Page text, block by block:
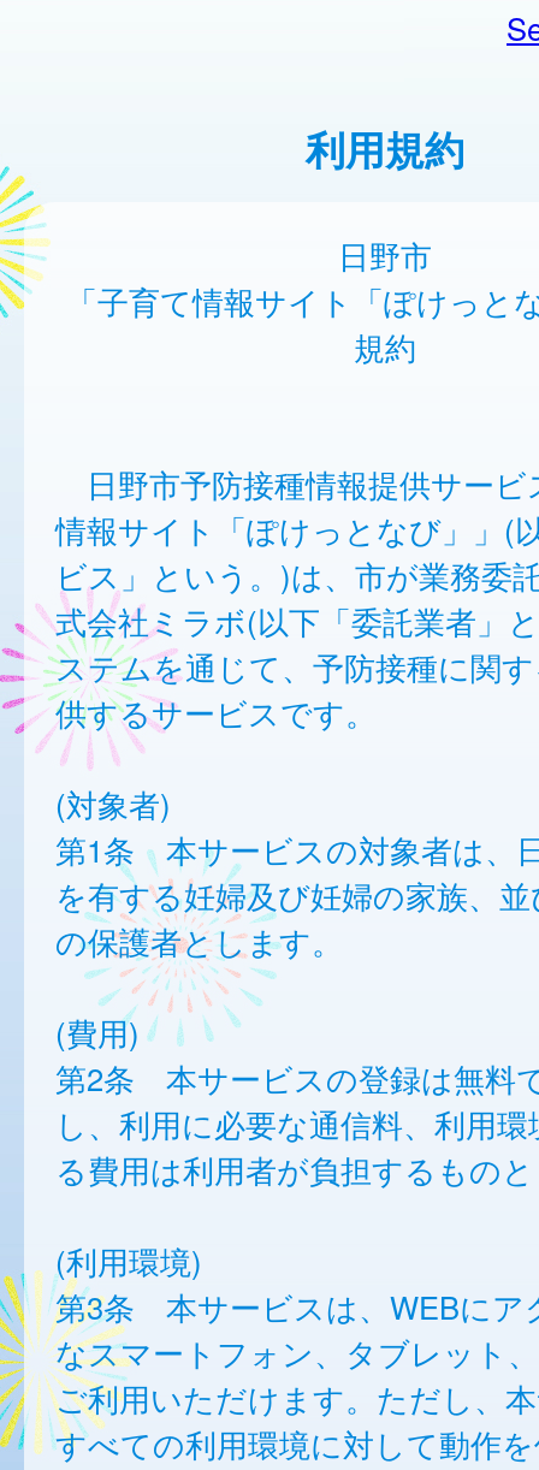
利用規約
日野市
「子育て情報サイト「ぽけっと
規約
日野市予防接種情報提供サービ
情報サイト「ぽけっとなび」」(
ビス」という。)は、市が業務委
式会社ミラボ(以下「委託業者」
ステムを通じて、予防接種に関
供するサービスです。
(対象者)
第1条 本サービスの対象者は、
を有する妊婦及び妊婦の家族、
の保護者とします。
(費用)
第2条 本サービスの登録は無料
し、利用に必要な通信料、利用
る費用は利用者が負担するもの
(利用環境)
第3条 本サービスは、WEBにア
なスマートフォン、タブレット
ご利用いただけます。ただし、
すべての利用環境に対して動作